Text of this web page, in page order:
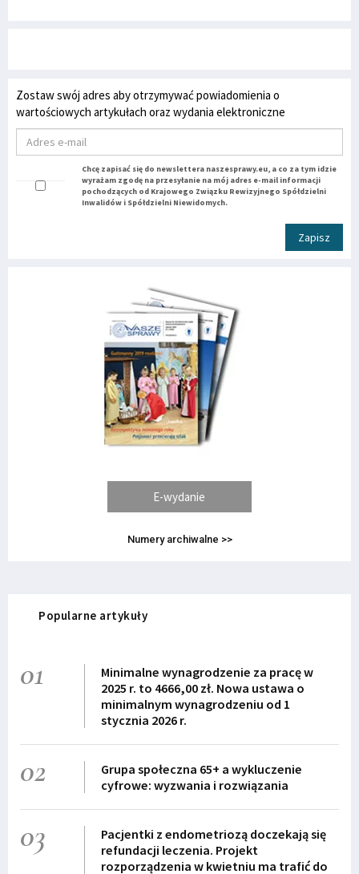
Zostaw swój adres aby otrzymywać powiadomienia o
wartościowych artykułach oraz wydania elektroniczne
Chcę zapisać się do newslettera naszesprawy.eu, a co za tym idzie
wyrażam zgodę na przesyłanie na mój adres e-mail informacji
pochodzących od Krajowego Związku Rewizyjnego Spółdzielni
Inwalidów i Spółdzielni Niewidomych.
Zapisz
E-wydanie
Numery archiwalne >>
Popularne artykuły
01
Minimalne wynagrodzenie za pracę w
2025 r. to 4666,00 zł. Nowa ustawa o
minimalnym wynagrodzeniu od 1
stycznia 2026 r.
02
Grupa społeczna 65+ a wykluczenie
cyfrowe: wyzwania i rozwiązania
03
Pacjentki z endometriozą doczekają się
refundacji leczenia. Projekt
rozporządzenia w kwietniu ma trafić do